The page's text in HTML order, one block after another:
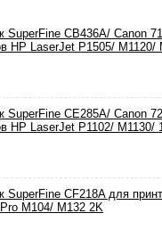
SuperFine CB436A/ Canon
HP LaserJet P1505/ M1120/
SuperFine CE285A/ Canon
HP LaserJet P1102/ M1130/
SuperFine CF218A для
M104/ M132 2K